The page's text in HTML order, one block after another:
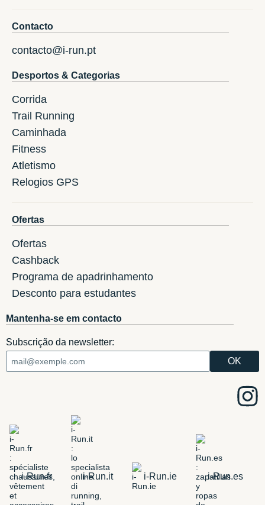
Contacto
contacto@i-run.pt
Desportos & Categorias
Corrida
Trail Running
Caminhada
Fitness
Atletismo
Relogios GPS
Ofertas
Ofertas
Cashback
Programa de apadrinhamento
Desconto para estudantes
Mantenha-se em contacto
Subscrição da newsletter:
i-Run.fr i-Run.it i-Run.ie i-Run.es